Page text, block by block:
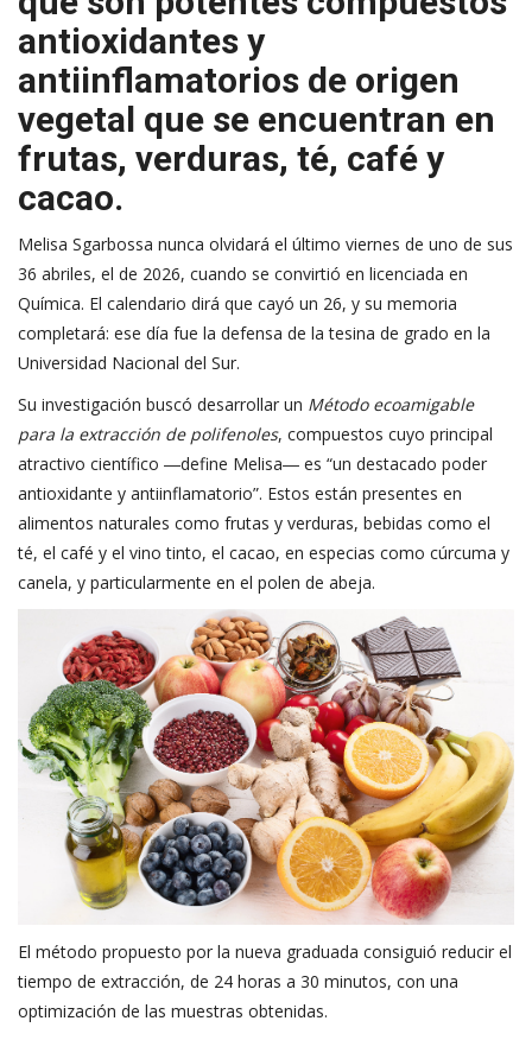
antioxidantes y
antiinflamatorios de origen
vegetal que se encuentran en
frutas, verduras, té, café y
cacao.
Melisa Sgarbossa nunca olvidará el último viernes de uno de sus
36 abriles, el de 2026, cuando se convirtió en licenciada en
Química. El calendario dirá que cayó un 26, y su memoria
completará: ese día fue la defensa de la tesina de grado en la
Universidad Nacional del Sur.
Su investigación buscó desarrollar un Método ecoamigable
para la extracción de polifenoles, compuestos cuyo principal
atractivo científico ―define Melisa― es “un destacado poder
antioxidante y antiinflamatorio”. Estos están presentes en
alimentos naturales como frutas y verduras, bebidas como el
té, el café y el vino tinto, el cacao, en especias como cúrcuma y
canela, y particularmente en el polen de abeja.
El método propuesto por la nueva graduada consiguió reducir el
tiempo de extracción, de 24 horas a 30 minutos, con una
optimización de las muestras obtenidas.